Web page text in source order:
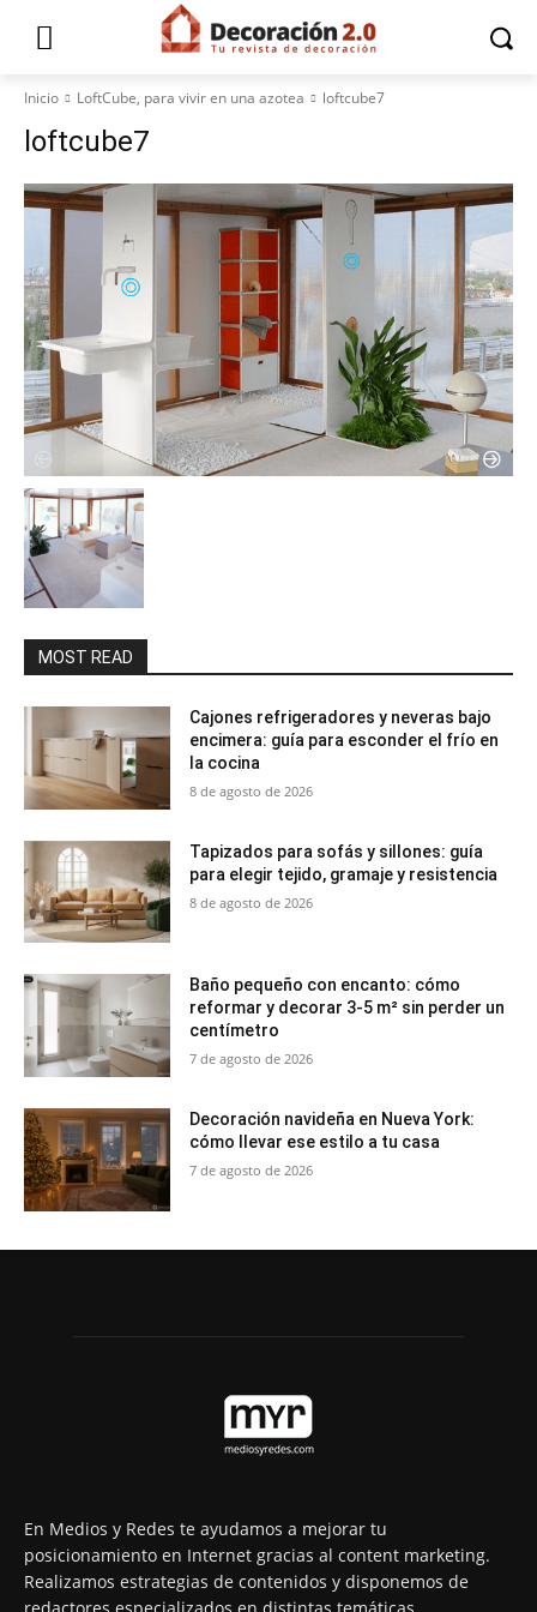
Inicio LoftCube, para vivir en una azotea loftcube7
loftcube7
MOST READ
Cajones refrigeradores y neveras bajo
encimera: guía para esconder el frío en
la cocina
8 de agosto de 2026
Tapizados para sofás y sillones: guía
para elegir tejido, gramaje y resistencia
8 de agosto de 2026
Baño pequeño con encanto: cómo
reformar y decorar 3-5 m² sin perder un
centímetro
7 de agosto de 2026
Decoración navideña en Nueva York:
cómo llevar ese estilo a tu casa
7 de agosto de 2026
En Medios y Redes te ayudamos a mejorar tu
posicionamiento en Internet gracias al content marketing.
Realizamos estrategias de contenidos y disponemos de
redactores especializados en distintas temáticas,